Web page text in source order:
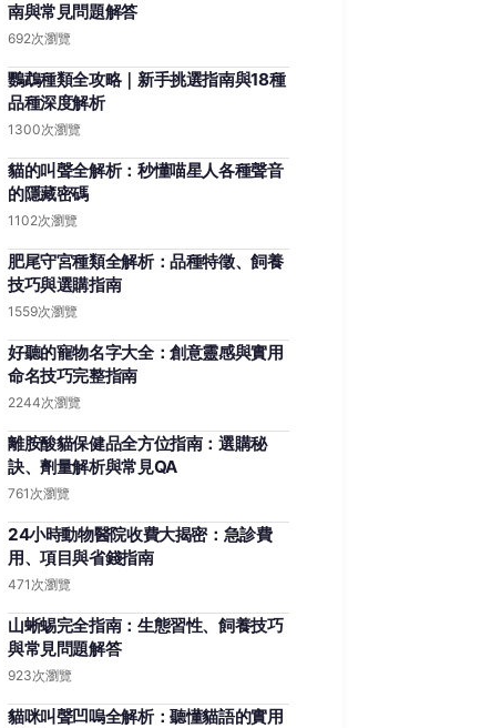
南與常見問題解答
692次瀏覽
鸚鵡種類全攻略｜新手挑選指南與18種
品種深度解析
1300次瀏覽
貓的叫聲全解析：秒懂喵星人各種聲音
的隱藏密碼
1102次瀏覽
肥尾守宮種類全解析：品種特徵、飼養
技巧與選購指南
1559次瀏覽
好聽的寵物名字大全：創意靈感與實用
命名技巧完整指南
2244次瀏覽
離胺酸貓保健品全方位指南：選購秘
訣、劑量解析與常見QA
761次瀏覽
24小時動物醫院收費大揭密：急診費
用、項目與省錢指南
471次瀏覽
山蜥蜴完全指南：生態習性、飼養技巧
與常見問題解答
923次瀏覽
貓咪叫聲凹嗚全解析：聽懂貓語的實用